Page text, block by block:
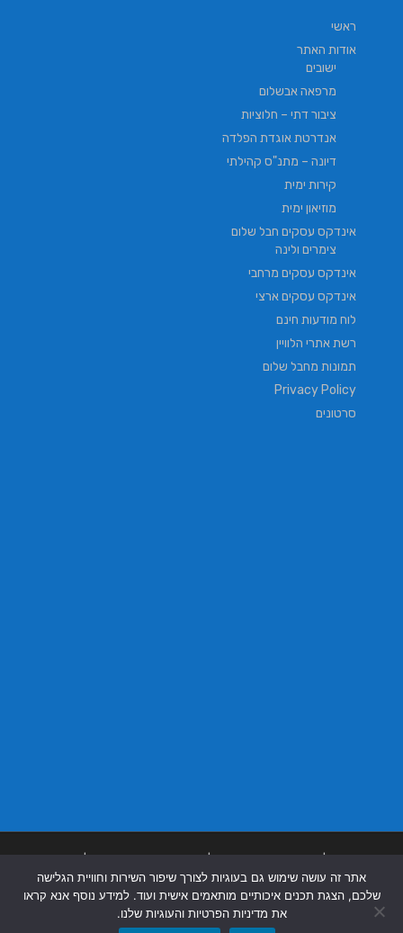
ראשי
אודות האתר
ישובים
מרפאה אבשלום
ציבור דתי – חלוציות
אנדרטת אוגדת הפלדה
דיונה – מתנ"ס קהילתי
קירות ימית
מוזיאון ימית
אינדקס עסקים חבל שלום
צימרים ולינה
אינדקס עסקים מרחבי
אינדקס עסקים ארצי
לוח מודעות חינם
רשת אתרי הלוויין
תמונות מחבל שלום
Privacy Policy
סרטונים
בבאר שבע |
אתר זה עושה שימוש גם בעוגיות לצורך שיפור השירות וחוויית הגלישה
שלכם, הצגת תכנים איכותיים מותאמים אישית ועוד. למידע נוסף אנא קראו
את מדיניות הפרטיות והעוגיות שלנו.